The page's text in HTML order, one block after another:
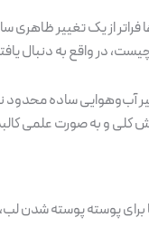
از یک تغییر
در واقع به دنبال
آب‌وهوایی ساده
کلی و به صورت علمی
پوسته پوسته شدن لب، در